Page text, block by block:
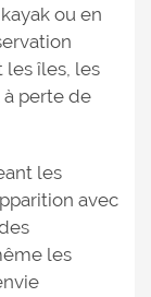
ou en
les îles, les
perte de
les
avec
les